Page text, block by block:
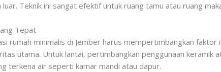
luar. Teknik ini sangat efektif untuk ruang tamu atau ruang
Tepat
rumah minimalis di Jember harus mempertimbangkan
utama. Untuk lantai, pertimbangkan penggunaan keramik
terkena air seperti kamar mandi atau dapur.